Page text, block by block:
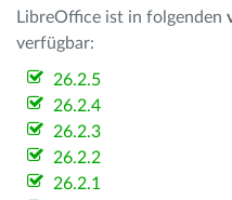
LibreOffice ist in folgenden
verfügbar:
26.2.5
26.2.4
26.2.3
26.2.2
26.2.1